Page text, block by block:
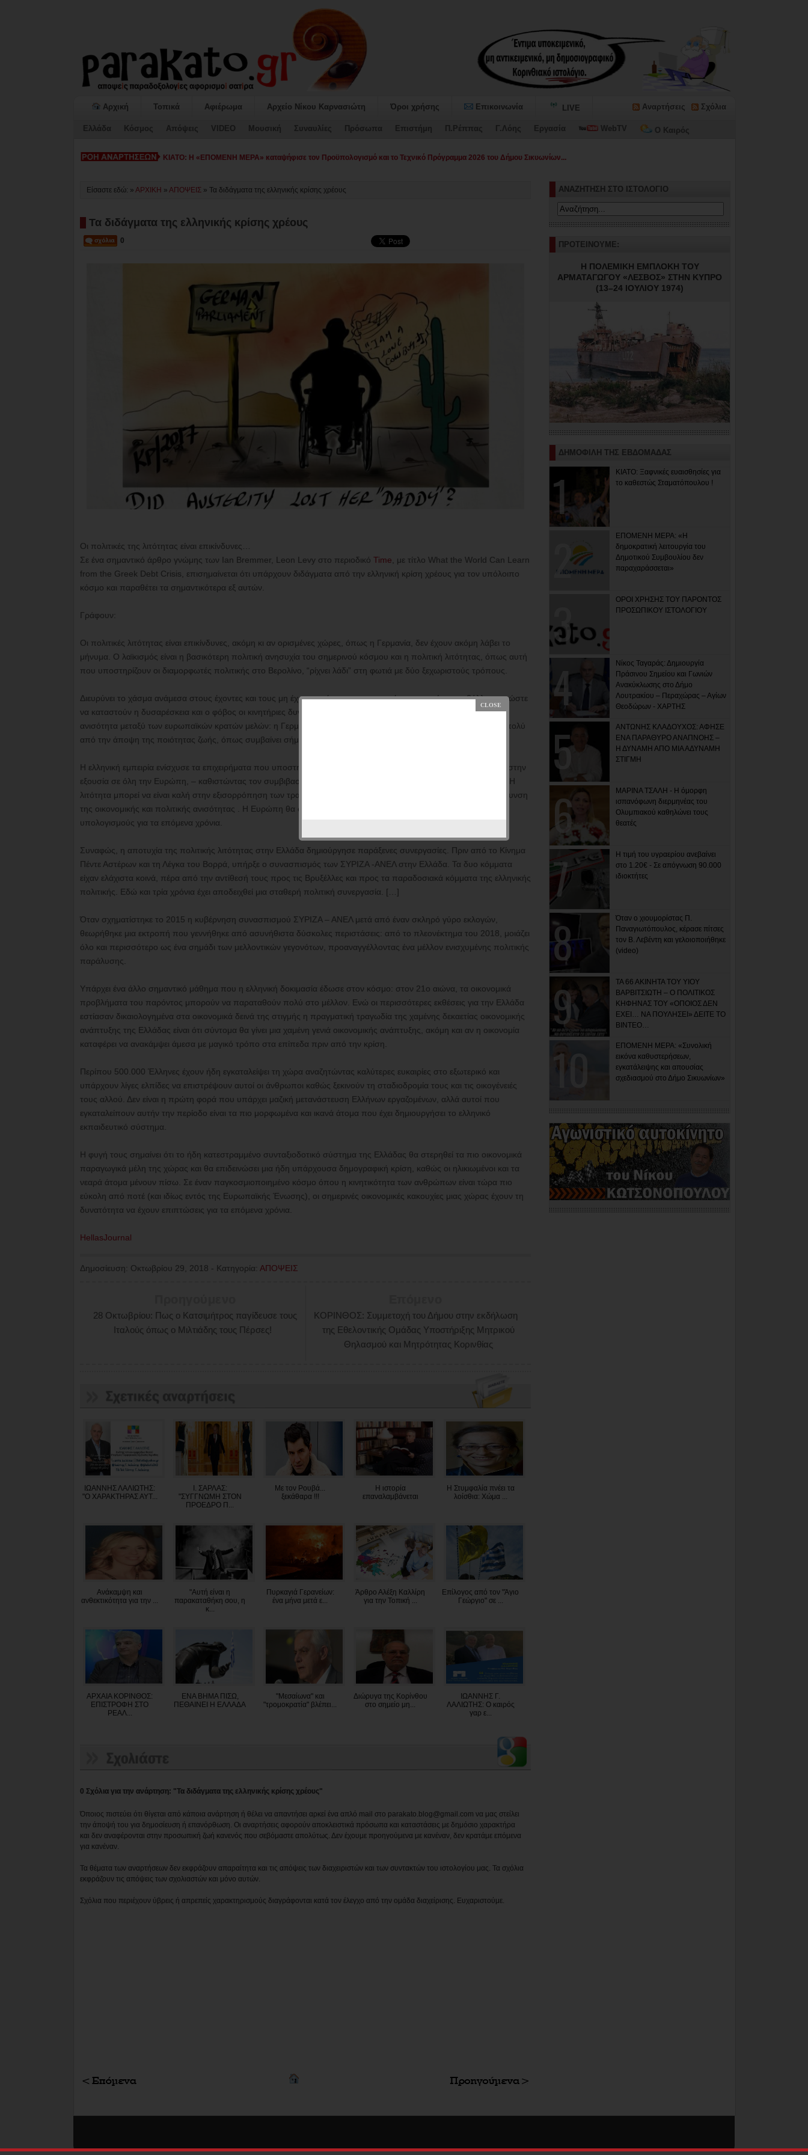
Αρχική Τοπικά Αφιέρωμα Αρχείο Νίκου Καρνασιώτη Όροι χρήσης Επικοινωνία LIVE Αναρτήσεις Σχόλια
Ελλάδα Κόσμος Απόψεις VIDEO Μουσική Συναυλίες Πρόσωπα Επιστήμη Π.Ρέππας Γ.Λόης Εργασία WebTV Ο Καιρός
ΚΙΑΤΟ: Η «ΕΠΟΜΕΝΗ ΜΕΡΑ» καταψήφισε τον Προϋπολογισμό και το Τεχνικό Πρόγραμμα 2026 του Δήμου Σικυωνίων...
Είσαστε εδώ: » ΑΡΧΙΚΗ » ΑΠΟΨΕΙΣ » Τα διδάγματα της ελληνικής κρίσης χρέους
Τα διδάγματα της ελληνικής κρίσης χρέους
0
Οι πολιτικές της λιτότητας είναι επικίνδυνες…
Σε ένα σημαντικό άρθρο γνώμης των Ian Bremmer, Leon Levy στο περιοδικό Time , με τίτλο What the World Can Learn
from the Greek Debt Crisis, επισημαίνεται ότι υπάρχουν διδάγματα από την ελληνική κρίση χρέους για τον υπόλοιπο
κόσμο και παραθέτει τα σημαντικότερα εξ αυτών.
Γράφουν:
Οι πολιτικές λιτότητας είναι επικίνδυνες, ακόμη κι αν ορισμένες χώρες, όπως η Γερμανία, δεν έχουν ακόμη λάβει το
μήνυμα. Ο λαϊκισμός είναι η βασικότερη πολιτική ανησυχία του σημερινού κόσμου και η πολιτική λιτότητας, όπως αυτή
που υποστηρίζουν οι διαμορφωτές πολιτικής στο Βερολίνο, “ρίχνει λάδι” στη φωτιά με δύο ξεχωριστούς τρόπους.
Διευρύνει το χάσμα ανάμεσα στους έχοντες και τους μη έχοντες μέσα στις μεμονωμένες κοινωνίες, συμβάλλοντας ώστε
να καταστούν η δυσαρέσκεια και ο φόβος οι κινητήριες δυνάμεις στην εγχώρια πολιτική. Επιδεινώνουν επίσης την
ανισότητα μεταξύ των ευρωπαϊκών κρατών μελών: η Γερμανία και η Ελλάδα δεν φάνηκαν ποτέ να απέχουν τόσο πολύ
από την άποψη της ποιότητας ζωής, όπως συμβαίνει σήμερα.
Η ελληνική εμπειρία ενίσχυσε τα επιχειρήματα που υποστηρίζουν οι αντι – ευρωπαϊκές κυβερνήσεις που έρχονται στην
εξουσία σε όλη την Ευρώπη, – καθιστώντας τον συμβιβασμό σε πανευρωπαϊκό επίπεδο δυσκολότερο από ποτέ. Η
λιτότητα μπορεί να είναι καλή στην εξισορρόπηση των τραπεζικών λογαριασμών, αλλά είναι καταστροφική η διεύρυνση
της οικονομικής και πολιτικής ανισότητας . Η Ευρώπη θα συνεχίσει να πληρώνει το τίμημα για τους εσφαλμένους
υπολογισμούς για τα επόμενα χρόνια.
Συναφώς, η αποτυχία της πολιτικής λιτότητας στην Ελλάδα δημιούργησε παράξενες συνεργασίες. Πριν από το Κίνημα
Πέντε Αστέρων και τη Λέγκα του Βορρά, υπήρξε ο συνασπισμός των ΣΥΡΙΖΑ -ΑΝΕΛ στην Ελλάδα. Τα δυο κόμματα
είχαν ελάχιστα κοινά, πέρα από την αντίθεσή τους προς τις Βρυξέλλες και προς τα παραδοσιακά κόμματα της ελληνικής
πολιτικής. Εδώ και τρία χρόνια έχει αποδειχθεί μια σταθερή πολιτική συνεργασία. […]
Όταν σχηματίστηκε το 2015 η κυβέρνηση συνασπισμού ΣΥΡΙΖΑ – ΑΝΕΛ μετά από έναν σκληρό γύρο εκλογών,
θεωρήθηκε μια εκτροπή που γεννήθηκε από ασυνήθιστα δύσκολες περιστάσεις: από το πλεονέκτημα του 2018, μοιάζει
όλο και περισσότερο ως ένα σημάδι των μελλοντικών γεγονότων, προαναγγέλλοντας ένα μέλλον ενισχυμένης πολιτικής
παράλυσης.
Υπάρχει ένα άλλο σημαντικό μάθημα που η ελληνική δοκιμασία έδωσε στον κόσμο: στον 21ο αιώνα, τα οικονομικά
προβλήματα του παρόντος μπορούν να παραταθούν πολύ στο μέλλον. Ενώ οι περισσότερες εκθέσεις για την Ελλάδα
εστίασαν δικαιολογημένα στα οικονομικά δεινά της στιγμής η πραγματική τραγωδία της χαμένης δεκαετίας οικονομικής
ανάπτυξης της Ελλάδας είναι ότι σύντομα θα γίνει μια χαμένη γενιά οικονομικής ανάπτυξης, ακόμη και αν η οικονομία
καταφέρει να ανακάμψει άμεσα με μαγικό τρόπο στα επίπεδα πριν από την κρίση.
Περίπου 500.000 Έλληνες έχουν ήδη εγκαταλείψει τη χώρα αναζητώντας καλύτερες ευκαιρίες στο εξωτερικό και
υπάρχουν λίγες ελπίδες να επιστρέψουν αυτοί οι άνθρωποι καθώς ξεκινούν τη σταδιοδρομία τους και τις οικογένειές
τους αλλού. Δεν είναι η πρώτη φορά που υπάρχει μαζική μετανάστευση Ελλήνων εργαζομένων, αλλά αυτοί που
εγκαταλείπουν αυτήν την περίοδο είναι τα πιο μορφωμένα και ικανά άτομα που έχει δημιουργήσει το ελληνικό
εκπαιδευτικό σύστημα.
Η φυγή τους σημαίνει ότι το ήδη κατεστραμμένο συνταξιοδοτικό σύστημα της Ελλάδας θα στερηθεί τα πιο οικονομικά
παραγωγικά μέλη της χώρας και θα επιδεινώσει μια ήδη υπάρχουσα δημογραφική κρίση, καθώς οι ηλικιωμένοι και τα
νεαρά άτομα μένουν πίσω. Σε έναν παγκοσμιοποιημένο κόσμο όπου η κινητικότητα των ανθρώπων είναι τώρα πιο
εύκολη από ποτέ (και ιδίως εντός της Ευρωπαϊκής Ένωσης), οι σημερινές οικονομικές κακουχίες μιας χώρας έχουν τη
δυνατότητα να έχουν επιπτώσεις για τα επόμενα χρόνια.
HellasJournal
Δημοσίευση: Οκτωβρίου 29, 2018 - Κατηγορία: ΑΠΟΨΕΙΣ
ΚΟΡΙΝΘΟΣ: Συμμετοχή του Δήμου στην εκδήλωση
της Εθελοντικής Ομάδας Υποστήριξης Μητρικού
Θηλασμού και Μητρότητας Κορινθίας
28 Οκτωβρίου: Πως ο Κατσιμήτρος παγίδευσε τους
Ιταλούς όπως ο Μιλτιάδης τους Πέρσες!
ΙΩΑΝΝΗΣ ΛΑΛΙΩΤΗΣ:
"O XAΡΑΚΤΗΡΑΣ ΑΥΤ...
Ι. ΣΑΡΛΑΣ:
"ΣΥΓΓΝΩΜΗ ΣΤΟΝ
ΠΡΟΕΔΡΟ Π...
Με τον Ρουβά...
ξεκάθαρα !!!
Η ιστορία
επαναλαμβάνεται
Η Στυμφαλία πνέει τα
λοίσθια: Χώμα ...
Ανάκαμψη και
ανθεκτικότητα για την ...
"Αυτή είναι η
παρακαταθήκη σου, η
κ...
Πυρκαγιά Γερανείων:
ένα μήνα μετά ε...
Άρθρο Αλέξη Καλλίρη
για την Τοπική ...
Επίλογος από τον "Άγιο
Γεώργιο" σε ...
ΑΡΧΑΙΑ ΚΟΡΙΝΘΟΣ:
ΕΠΙΣΤΡΟΦΗ ΣΤΟ
ΡΕΑΛ...
ΕΝΑ ΒΗΜΑ ΠΙΣΩ,
ΠΕΘΑΙΝΕΙ Η ΕΛΛΑΔΑ
"Μεσαίωνα" και
"τρομοκρατία" βλέπει...
Διώρυγα της Κορίνθου
στο σημείο μη...
ΙΩΑΝΝΗΣ Γ.
ΛΑΛΙΩΤΗΣ: Ο καιρός
γαρ ε...
0 Σχόλια για την ανάρτηση: "Τα διδάγματα της ελληνικής κρίσης χρέους"
Όποιος πιστεύει ότι θίγεται από κάποια ανάρτηση ή θέλει να απαντήσει αρκεί ένα απλό mail στο parakato.blog@gmail.com να μας στείλει
την άποψή του για δημοσίευση ή επανόρθωση. Οι αναρτήσεις αφορούν αποκλειστικά πρόσωπα και καταστάσεις με δημόσιο χαρακτήρα
και δεν αναφέρονται στην προσωπική ζωή κανενός που σεβόμαστε απολύτως. Δεν έχουμε προηγούμενα με κανέναν, δεν κρατάμε επόμενα
για κανέναν.
Τα θέματα των αναρτήσεων δεν εκφράζουν απαραίτητα και τις απόψεις των διαχειριστών και των συντακτών του ιστολογίου μας. Τα σχόλια
εκφράζουν τις απόψεις των σχολιαστών και μόνο αυτών.
Σχόλια που περιέχουν ύβρεις ή απρεπείς χαρακτηρισμούς διαγράφονται κατά τον έλεγχο από την ομάδα διαχείρισης. Ευχαριστούμε.
ΑΝΑΖΗΤΗΣΗ ΣΤΟ ΙΣΤΟΛΟΓΙΟ
ΠΡΟΤΕΙΝΟΥΜΕ:
Η ΠΟΛΕΜΙΚΗ ΕΜΠΛΟΚΗ ΤΟΥ
ΑΡΜΑΤΑΓΩΓΟΥ «ΛΕΣΒΟΣ» ΣΤΗΝ ΚΥΠΡΟ
(13–24 ΙΟΥΛΙΟΥ 1974)
ΔΗΜΟΦΙΛΗ ΤΗΣ ΕΒΔΟΜΑΔΑΣ
ΚΙΑΤΟ: Ξαφνικές ευαισθησίες για
το καθεστώς Σταματόπουλου !
ΕΠΟΜΕΝΗ ΜΕΡΑ: «Η
δημοκρατική λειτουργία του
Δημοτικού Συμβουλίου δεν
παραχαράσσεται»
ΟΡΟΙ ΧΡΗΣΗΣ ΤΟΥ ΠΑΡΟΝΤΟΣ
ΠΡΟΣΩΠΙΚΟΥ ΙΣΤΟΛΟΓΙΟΥ
Νίκος Ταγαράς: Δημιουργία
Πράσινου Σημείου και Γωνιών
Ανακύκλωσης στο Δήμο
Λουτρακίου – Περαχώρας – Αγίων
Θεοδώρων - ΧΑΡΤΗΣ
ΑΝΤΩΝΗΣ ΚΛΑΔΟΥΧΟΣ: ΑΦΗΣΕ
ΕΝΑ ΠΑΡΑΘΥΡΟ ΑΝΑΠΝΟΗΣ –
Η ΔΥΝΑΜΗ ΑΠΟ ΜΙΑ ΑΔΥΝΑΜΗ
ΣΤΙΓΜΗ
ΜΑΡΙΝΑ ΤΣΑΛΗ - Η όμορφη
ισπανόφωνη διερμηνέας του
Ολυμπιακού καθηλώνει τους
θεατές
Η τιμή του υγραερίου ανεβαίνει
στο 1.20€ - Σε απόγνωση 90.000
ιδιοκτήτες
Όταν ο χιουμορίστας Π.
Παναγιωτόπουλος, κέρασε πίτσες
τον Β. Λεβέντη και γελοιοποιήθηκε
(video)
ΤΑ 66 ΑΚΙΝΗΤΑ ΤΟΥ ΥΙΟΥ
ΒΑΡΒΙΤΣΙΩΤΗ – Ο ΠΟΛΙΤΙΚΟΣ
ΚΗΦΗΝΑΣ ΤΟΥ «ΟΠΟΙΟΣ ΔΕΝ
ΕΧΕΙ… ΝΑ ΠΟΥΛΗΣΕΙ» ΔΕΙΤΕ ΤΟ
ΒΙΝΤΕΟ…
ΕΠΟΜΕΝΗ ΜΕΡΑ: «Συνολική
εικόνα καθυστερήσεων,
εγκατάλειψης και απουσίας
σχεδιασμού στο Δήμο Σικυωνίων»